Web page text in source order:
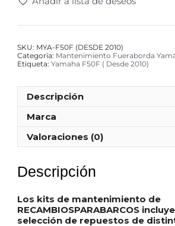
SKU: MYA-F50F (DESDE 2010)
Categoría: Mantenimiento Fueraborda
Etiqueta: Yamaha F50F ( Desde 2010)
Descripción
Marca
Valoraciones (0)
Descripción
Los kits de mantenimiento de
RECAMBIOSPARABARCOS
selección de repuestos de